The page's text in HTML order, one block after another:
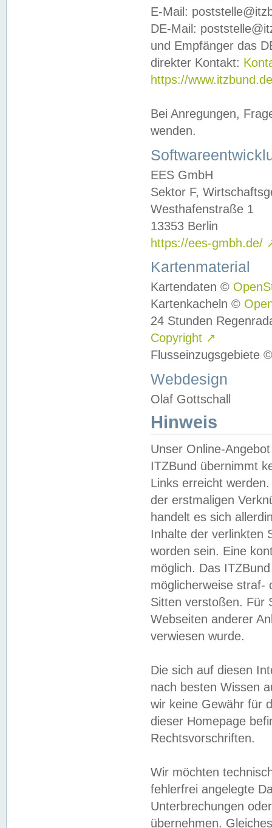
E-Mail:
DE-Mail:
und Empfänger das
direkter Kontakt:
https://
Bei Anregungen,
wenden.
EES GmbH
Sektor F,
Westhafenstraße 1
13353 Berlin
https://ees-gmbh.de/
Kartenmaterial
Kartendaten ©
Kartenkacheln ©
24 Stunden
Copyright ↗
Flusseinzugsgebiete
Webdesign
Olaf Gottschall
Hinweis
Unser Online-
ITZBund übernimmt
Links erreicht
der erstmaligen
handelt es sich
Inhalte der verlinkten
worden sein. Eine
möglich. Das
möglicherweise straf-
Sitten verstoßen. Für
Webseiten anderer
verwiesen wurde.
Die sich auf diesen
nach besten Wissen
wir keine Gewähr für
dieser Homepage
Rechtsvorschriften.
Wir möchten
fehlerfrei angelegte
Unterbrechungen
übernehmen.